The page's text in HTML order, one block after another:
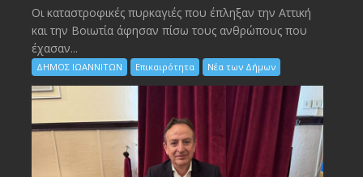
Οι καταστροφικές πυρκαγιές που έπληξαν την Αττική
και την Bοιωτία άφησαν πίσω τους ανθρώπους που
έχασαν...
ΔΗΜΟΣ ΙΩΑΝΝΙΤΩΝ Επικαιρότητα Νέα των Δήμων